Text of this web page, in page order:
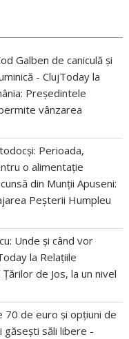
Galben de caniculă și
- ClujToday la
Președintele
vânzarea
Perioada,
o alimentație
din Munții Apuseni:
Peșterii Humpleu
Unde și când vor
la Relațiile
de Jos, la un nivel
70 de euro și opțiuni de
găsești săli libere -